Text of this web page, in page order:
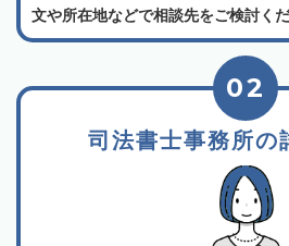
文や所在地などで相談先をご検討くだ
司法書士事務所の
02